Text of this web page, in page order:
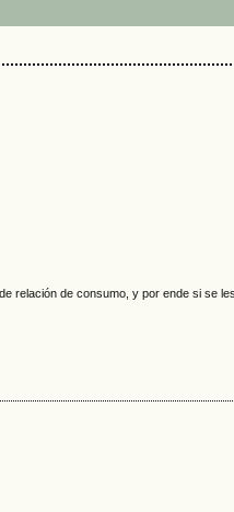
de consumo, y por ende si se